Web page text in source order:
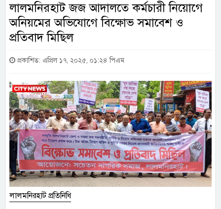
লালমনিরহাট জজ আদালতে কর্মচারী নিয়োগে
অনিয়মের অভিযোগে বিক্ষোভ সমাবেশ ও
প্রতিবাদ মিছিল
প্রকাশিত: এপ্রিল ১৭, ২০২৫, ০১:২৪ পিএম
লালমনিরহাট প্রতিনিধি